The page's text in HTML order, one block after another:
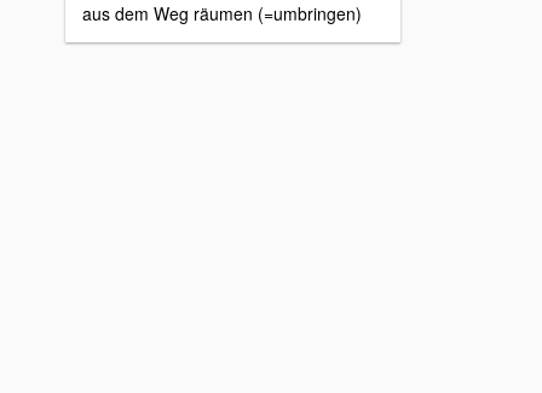
aus dem Weg räumen (=umbringen)